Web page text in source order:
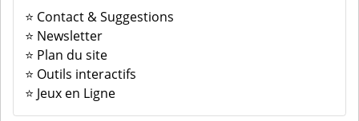
⭐ Contact & Suggestions
⭐ Newsletter
⭐ Plan du site
⭐ Outils interactifs
⭐ Jeux en Ligne